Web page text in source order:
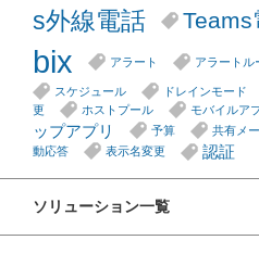
s外線電話
Teams
bix
アラート アラートル
スケジュール ドレインモード
更
ホストプール モバイルア
ップアプリ
予算 共有メ
動応答
表示名変更 認証
ソリューション一覧